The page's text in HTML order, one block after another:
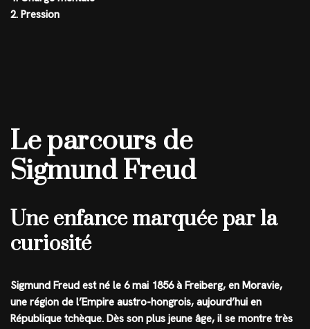
2. Pression
Le parcours de
Sigmund Freud
Une enfance marquée par la
curiosité
Sigmund Freud est né le 6 mai 1856 à Freiberg, en Moravie,
une région de l’Empire austro-hongrois, aujourd’hui en
République tchèque. Dès son plus jeune âge, il se montre très